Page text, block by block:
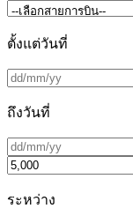
ตั้งแต่วันที่
ถึงวันที่
ระหว่าง